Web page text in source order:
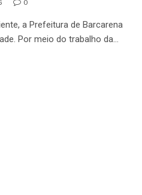
0
a Prefeitura de Barcarena
Por meio do trabalho da…